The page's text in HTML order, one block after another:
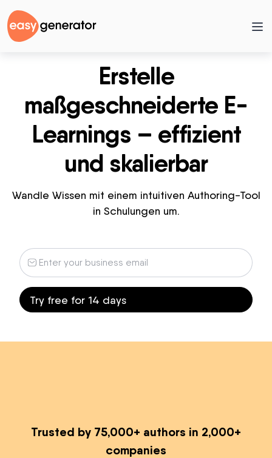
Erstelle
maßgeschneiderte E-
Learnings – effizient
und skalierbar
Wandle Wissen mit einem intuitiven Authoring-Tool
in Schulungen um.
Trusted by 75,000+ authors in 2,000+
companies